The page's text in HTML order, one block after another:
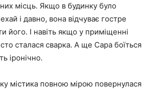
місць. Якщо в будинку було
і давно, вона відчуває гостре
його. І навіть якщо у приміщенні
сталася сварка. А ще Сара боїться
іронічно.
містика повною мірою повернулася